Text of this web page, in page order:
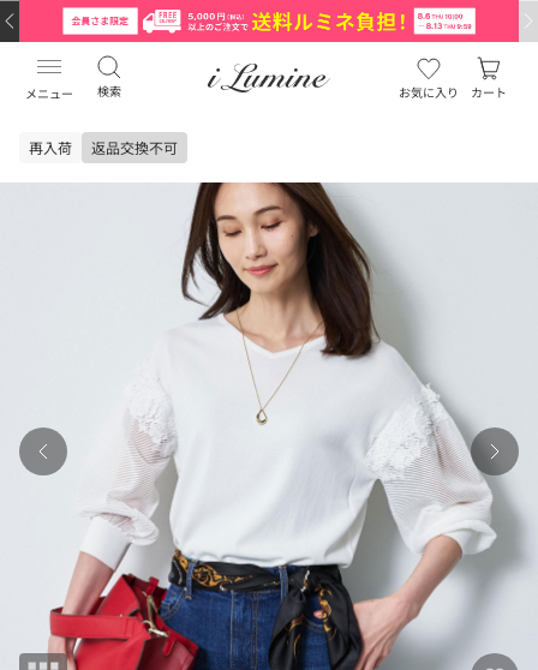
メニュー 検索 お気に入り カート
再入荷 返品交換不可